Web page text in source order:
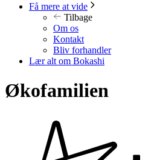
Få mere at vide
Tilbage
Om os
Kontakt
Bliv forhandler
Lær alt om Bokashi
Økofamilien